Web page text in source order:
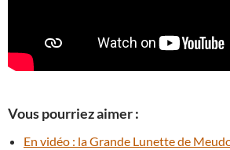
Vous pourriez aimer :
En vidéo : la Grande Lunette de